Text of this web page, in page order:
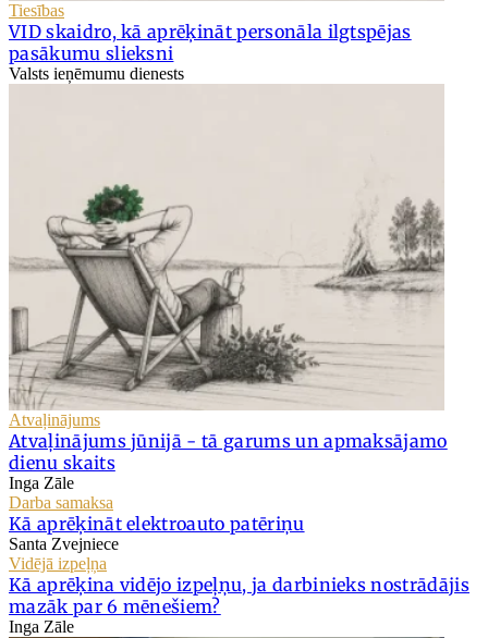
Tiesības
VID skaidro, kā aprēķināt personāla ilgtspējas
pasākumu slieksni
Valsts ieņēmumu dienests
Atvaļinājums
Atvaļinājums jūnijā - tā garums un apmaksājamo
dienu skaits
Inga Zāle
Darba samaksa
Kā aprēķināt elektroauto patēriņu
Santa Zvejniece
Vidējā izpeļņa
Kā aprēķina vidējo izpeļņu, ja darbinieks nostrādājis
mazāk par 6 mēnešiem?
Inga Zāle